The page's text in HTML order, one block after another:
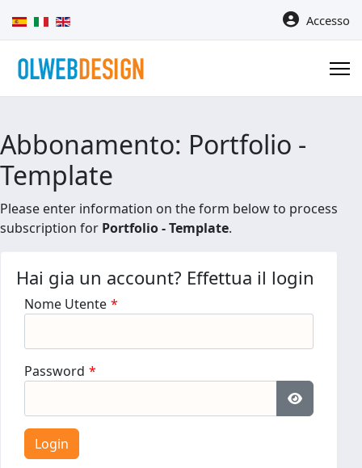
Seleziona la tua lingua Accesso
Abbonamento: Portfolio -
Template
Please enter information on the form below to process
subscription for Portfolio - Template.
Hai gia un account? Effettua il login
Nome Utente *
Password *
Mostra